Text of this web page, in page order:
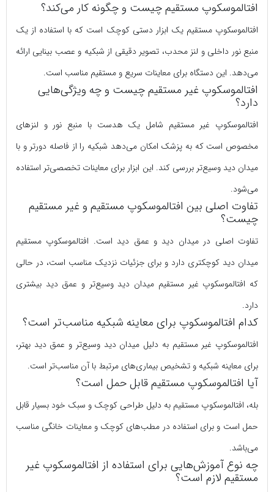
افتالموسکوپ مستقیم چیست و چگونه کار می‌کند؟
افتالموسکوپ مستقیم یک ابزار دستی کوچک است که با استفاده از یک
منبع نور داخلی و لنز محدب، تصویر دقیقی از شبکیه و عصب بینایی ارائه
می‌دهد. این دستگاه برای معاینات سریع و مستقیم مناسب است.
افتالموسکوپ غیر مستقیم چیست و چه ویژگی‌هایی
دارد؟
افتالموسکوپ غیر مستقیم شامل یک هدست با منبع نور و لنزهای
مخصوص است که به پزشک امکان می‌دهد شبکیه را از فاصله دورتر و با
میدان دید وسیع‌تر بررسی کند. این ابزار برای معاینات تخصصی‌تر استفاده
می‌شود.
تفاوت اصلی بین افتالموسکوپ مستقیم و غیر مستقیم
چیست؟
تفاوت اصلی در میدان دید و عمق دید است. افتالموسکوپ مستقیم
میدان دید کوچکتری دارد و برای جزئیات نزدیک مناسب است، در حالی
که افتالموسکوپ غیر مستقیم میدان دید وسیع‌تر و عمق دید بیشتری
دارد.
کدام افتالموسکوپ برای معاینه شبکیه مناسب‌تر است؟
افتالموسکوپ غیر مستقیم به دلیل میدان دید وسیع‌تر و عمق دید بهتر،
برای معاینه شبکیه و تشخیص بیماری‌های مرتبط با آن مناسب‌تر است.
آیا افتالموسکوپ مستقیم قابل حمل است؟
بله، افتالموسکوپ مستقیم به دلیل طراحی کوچک و سبک خود بسیار قابل
حمل است و برای استفاده در مطب‌های کوچک و معاینات خانگی مناسب
می‌باشد.
چه نوع آموزش‌هایی برای استفاده از افتالموسکوپ غیر
مستقیم لازم است؟